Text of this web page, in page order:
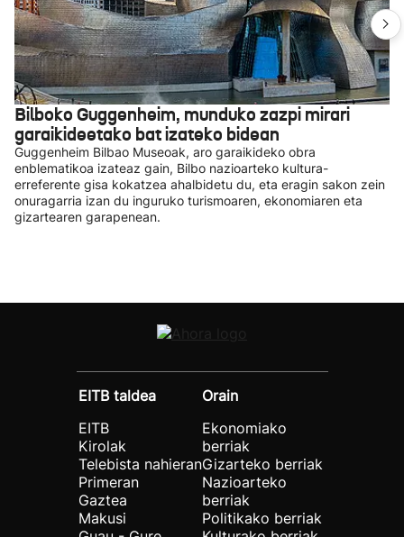
Bilboko Guggenheim, munduko zazpi mirari
garaikideetako bat izateko bidean
Guggenheim Bilbao Museoak, aro garaikideko obra
enblematikoa izateaz gain, Bilbo nazioarteko kultura-
erreferente gisa kokatzea ahalbidetu du, eta eragin sakon zein
onuragarria izan du inguruko turismoaren, ekonomiaren eta
gizartearen garapenean.
EITB taldea
EITB
Kirolak
Telebista nahieran
Primeran
Gaztea
Makusi
Orain
Ekonomiako
berriak
Gizarteko berriak
Nazioarteko
berriak
Politikako berriak